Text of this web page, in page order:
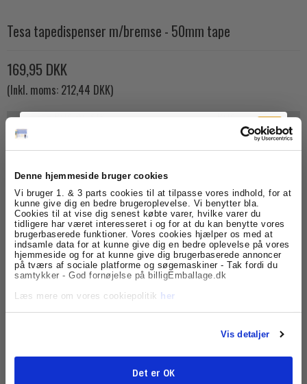
Denne hjemmeside bruger cookies
Vi bruger 1. & 3 parts cookies til at tilpasse vores indhold, for at
kunne give dig en bedre brugeroplevelse. Vi benytter bla.
Cookies til at vise dig senest købte varer, hvilke varer du
tidligere har været interesseret i og for at du kan benytte vores
brugerbaserede funktioner. Vores cookies hjælper os med at
indsamle data for at kunne give dig en bedre oplevelse på vores
hjemmeside og for at kunne give dig brugerbaserede annoncer
på tværs af sociale platforme og søgemaskiner - Tak fordi du
samtykker - God fornøjelse på billigEmballage.dk
Læs mere om vores cookiepolitik
her
Vis detaljer
Det er OK
Tesa tapedispenser m/bremse - 50mm tape
169,95 DKK
(Inkl. moms: 212,44 DKK)
169,95 DKK
(Inkl. moms: 212,44 DKK)
5
Model/Varenr.: 501815
Lagerstatus:
Varen er på lager.
god kvalitet. Tesa er den verdenskendte tape producent.
Tilmeld dig
nyhedsbrevet
Få skarpe tilbud, nyheder og eksklusive
kundefordele, direkte i din indbakke.